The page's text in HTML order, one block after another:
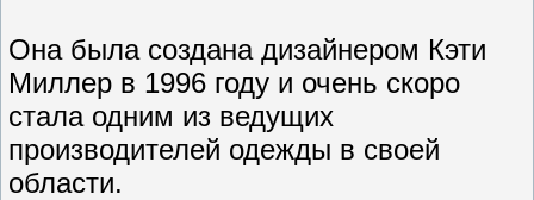
Она была создана дизайнером Кэти
Миллер в 1996 году и очень скоро
стала одним из ведущих
производителей одежды в своей
области.